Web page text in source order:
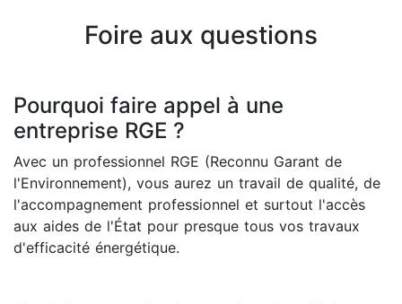
Foire aux questions
Pourquoi faire appel à une
entreprise RGE ?
Avec un professionnel RGE (Reconnu Garant de
l'Environnement), vous aurez un travail de qualité, de
l'accompagnement professionnel et surtout l'accès
aux aides de l'État pour presque tous vos travaux
d'efficacité énergétique.